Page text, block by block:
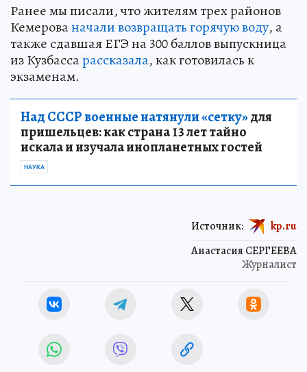
Ранее мы писали, что жителям трех районов
Кемерованачали возвращать горячую воду, а
также сдавшая ЕГЭ на 300 баллов выпускница
из Кузбассарассказала, как готовилась к
экзаменам.
Над СССР военные натянули «сетку»для
пришельцев: как страна 13 лет тайно
искала и изучала инопланетных гостей
НАУКА
Анастасия СЕРГЕЕВА
Журналист
Источник: kp.ru